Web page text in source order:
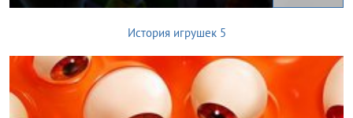
История игрушек 5